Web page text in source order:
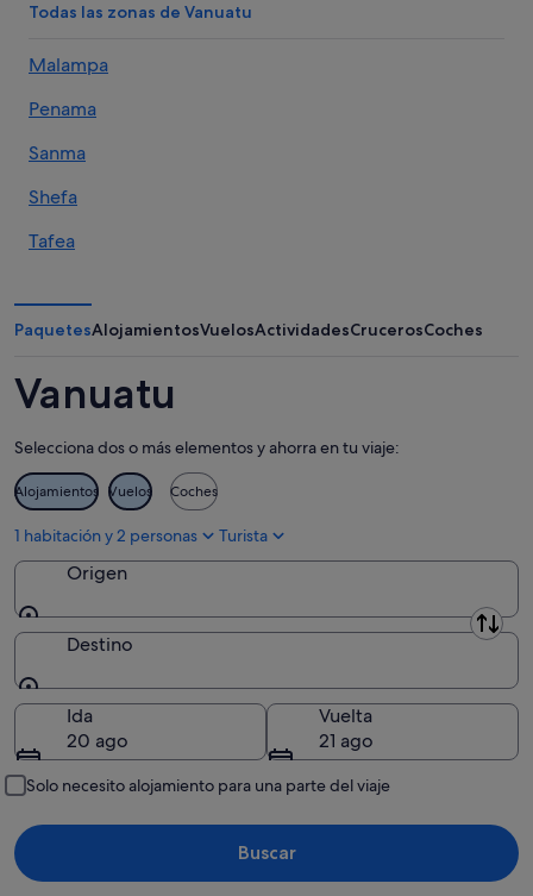
Todas las zonas de Vanuatu
Malampa
Penama
Sanma
Shefa
Tafea
PaquetesAlojamientosVuelosActividadesCrucerosCoches
Vanuatu
Selecciona dos o más elementos y ahorra en tu viaje:
Alojamientos Vuelos Coches
1 habitación y 2 personas Turista
Origen
Origen
Destino
Destino
Ida
20 ago
Vuelta
21 ago
Solo necesito alojamiento para una parte del viaje
Buscar